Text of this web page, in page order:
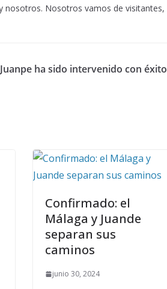
nosotros. Nosotros vamos de visitantes,
Juanpe ha sido intervenido con éxito
Confirmado: el
Málaga y Juande
separan sus
caminos
junio 30, 2024